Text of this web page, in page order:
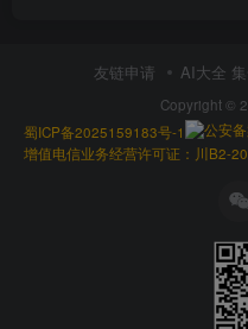
友链申请 AI大全
Copyright ©
蜀ICP备2025159183号-1
增值电信业务经营许可证：川B2-